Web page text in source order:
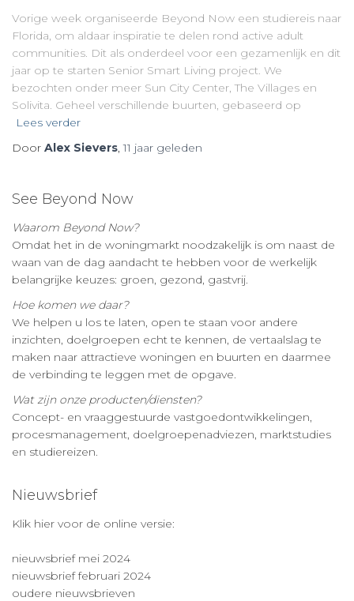
Vorige week organiseerde Beyond Now een studiereis naar
Florida, om aldaar inspiratie te delen rond active adult
communities. Dit als onderdeel voor een gezamenlijk en dit
jaar op te starten Senior Smart Living project. We
bezochten onder meer Sun City Center, The Villages en
Solivita. Geheel verschillende buurten, gebaseerd op
Lees verder
Door Alex Sievers,11 jaar geleden
See Beyond Now
Waarom Beyond Now?
Omdat het in de woningmarkt noodzakelijk is om naast de
waan van de dag aandacht te hebben voor de werkelijk
belangrijke keuzes: groen, gezond, gastvrij.
Hoe komen we daar?
We helpen u los te laten, open te staan voor andere
inzichten, doelgroepen echt te kennen, de vertaalslag te
maken naar attractieve woningen en buurten en daarmee
de verbinding te leggen met de opgave.
Wat zijn onze producten/diensten?
Concept- en vraaggestuurde vastgoedontwikkelingen,
procesmanagement, doelgroepenadviezen, marktstudies
en studiereizen.
Nieuwsbrief
Klik hier voor de online versie:
nieuwsbrief mei 2024
nieuwsbrief februari 2024
oudere nieuwsbrieven